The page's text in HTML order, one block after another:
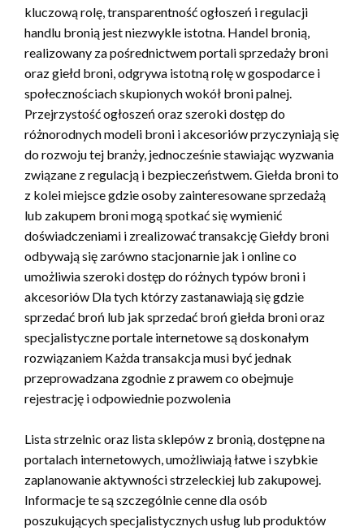
kluczową rolę, transparentność ogłoszeń i regulacji
handlu bronią jest niezwykle istotna. Handel bronią,
realizowany za pośrednictwem portali sprzedaży broni
oraz giełd broni, odgrywa istotną rolę w gospodarce i
społecznościach skupionych wokół broni palnej.
Przejrzystość ogłoszeń oraz szeroki dostęp do
różnorodnych modeli broni i akcesoriów przyczyniają się
do rozwoju tej branży, jednocześnie stawiając wyzwania
związane z regulacją i bezpieczeństwem. Giełda broni to
z kolei miejsce gdzie osoby zainteresowane sprzedażą
lub zakupem broni mogą spotkać się wymienić
doświadczeniami i zrealizować transakcję Giełdy broni
odbywają się zarówno stacjonarnie jak i online co
umożliwia szeroki dostęp do różnych typów broni i
akcesoriów Dla tych którzy zastanawiają się gdzie
sprzedać broń lub jak sprzedać broń giełda broni oraz
specjalistyczne portale internetowe są doskonałym
rozwiązaniem Każda transakcja musi być jednak
przeprowadzana zgodnie z prawem co obejmuje
rejestrację i odpowiednie pozwolenia
Lista strzelnic oraz lista sklepów z bronią, dostępne na
portalach internetowych, umożliwiają łatwe i szybkie
zaplanowanie aktywności strzeleckiej lub zakupowej.
Informacje te są szczególnie cenne dla osób
poszukujących specjalistycznych usług lub produktów